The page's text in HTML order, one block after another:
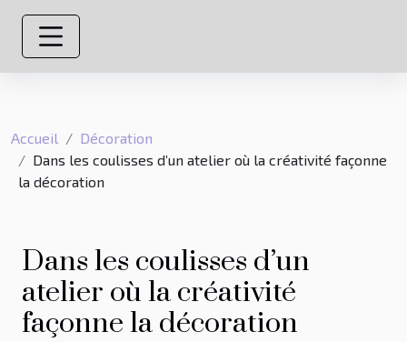
Accueil
Décoration
Dans les coulisses d’un atelier où la créativité façonne
la décoration
Dans les coulisses d’un
atelier où la créativité
façonne la décoration